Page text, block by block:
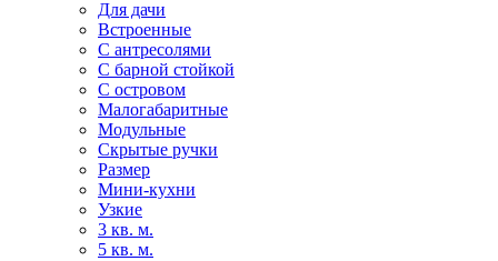
Для дачи
Встроенные
С антресолями
С барной стойкой
С островом
Малогабаритные
Модульные
Скрытые ручки
Размер
Мини-кухни
Узкие
3 кв. м.
5 кв. м.